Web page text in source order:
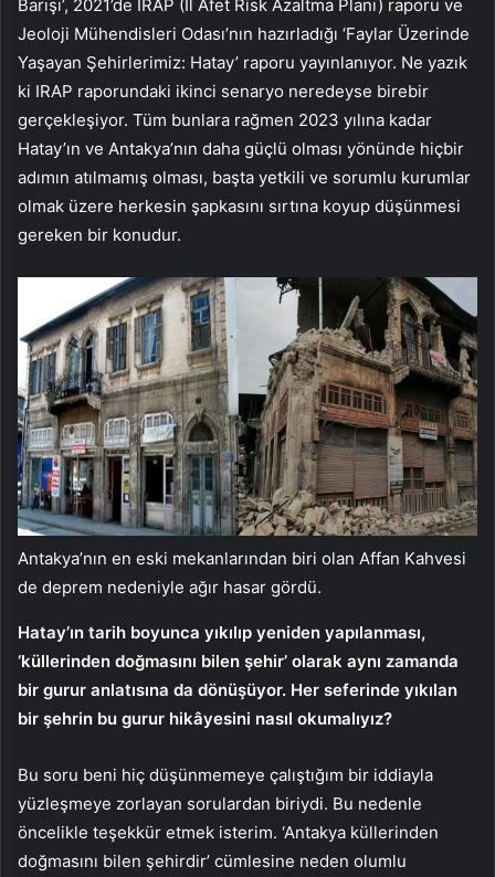
Barışı’, 2021’de İRAP (İl Afet Risk Azaltma Planı) raporu ve
Jeoloji Mühendisleri Odası’nın hazırladığı ‘Faylar Üzerinde
Yaşayan Şehirlerimiz: Hatay’ raporu yayınlanıyor. Ne yazık
ki IRAP raporundaki ikinci senaryo neredeyse birebir
gerçekleşiyor. Tüm bunlara rağmen 2023 yılına kadar
Hatay’ın ve Antakya’nın daha güçlü olması yönünde hiçbir
adımın atılmamış olması, başta yetkili ve sorumlu kurumlar
olmak üzere herkesin şapkasını sırtına koyup düşünmesi
gereken bir konudur.
Antakya’nın en eski mekanlarından biri olan Affan Kahvesi
de deprem nedeniyle ağır hasar gördü.
Hatay’ın tarih boyunca yıkılıp yeniden yapılanması,
‘küllerinden doğmasını bilen şehir’ olarak aynı zamanda
bir gurur anlatısına da dönüşüyor. Her seferinde yıkılan
bir şehrin bu gurur hikâyesini nasıl okumalıyız?
Bu soru beni hiç düşünmemeye çalıştığım bir iddiayla
yüzleşmeye zorlayan sorulardan biriydi. Bu nedenle
öncelikle teşekkür etmek isterim. ‘Antakya küllerinden
doğmasını bilen şehirdir’ cümlesine neden olumlu